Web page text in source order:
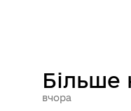
Більше
вчора